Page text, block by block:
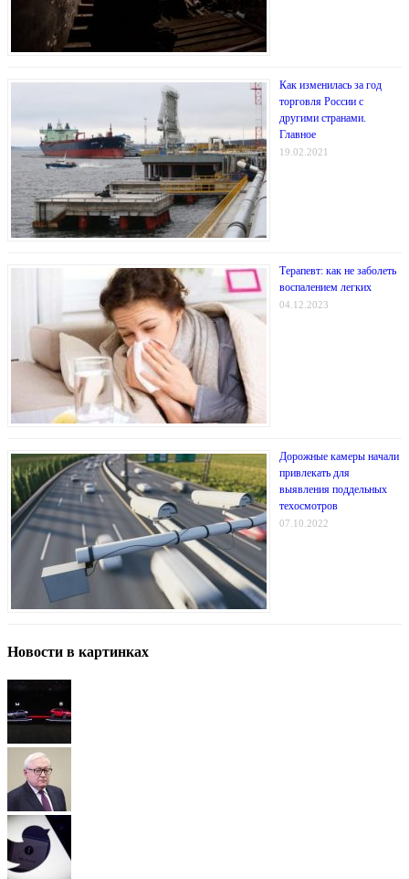
Как изменилась за год
торговля России с
другими странами.
Главное
19.02.2021
Терапевт: как не заболеть
воспалением легких
04.12.2023
Дорожные камеры начали
привлекать для
выявления поддельных
техосмотров
07.10.2022
Новости в картинках